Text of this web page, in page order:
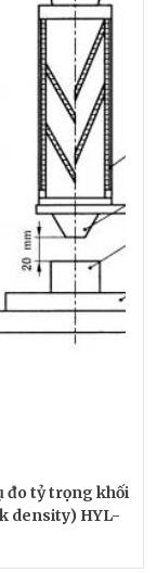
đo tỷ trọng khối
density) HYL-